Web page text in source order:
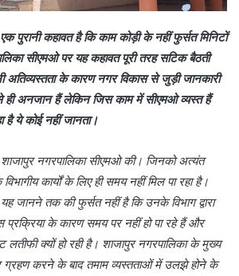
पुरानी कहावत है कि काम कोड़ी के नहीं फुर्सत मिनिटों
सीएमओ पर यह कहावत पूरी तरह सटिक बैठती
के कारण नगर विकास से जुड़ी जानकारी
से ही अनजान हैं लेकिन जिस काम में सीएमओ व्यस्त हैं
है ये कोई नहीं जानता।
नगरपालिका सीएमओ की। जिनको अत्यंत
कार्यों के लिए ही समय नहीं मिल पा रहा है।
जानने तक की फुर्सत नहीं है कि उनके विभाग द्वारा
के कारण समय पर‌ नहीं हो पा रहे हैं और
क्यों हो रही है। शाजापुर नगरपालिका के मुख्य
ग्रहण करने के बाद तमाम व्यस्तताओं में उलझे होने के